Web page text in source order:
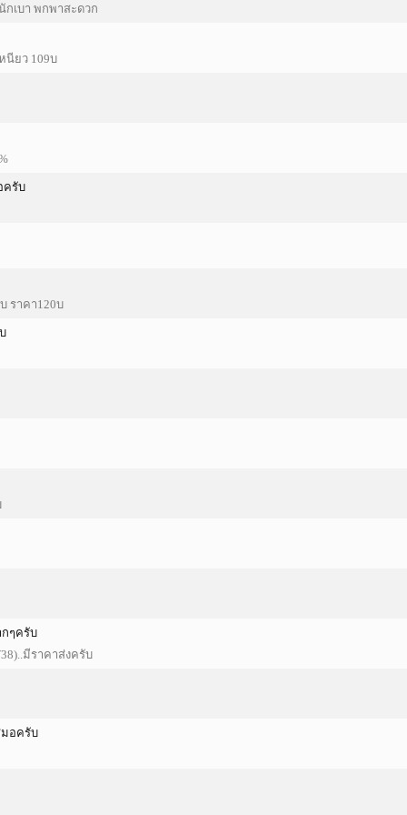
กเบา พกพาสะดวก
นียว 109บ
ครับ
ราคา120บ
ๆครับ
มีราคาส่งครับ
มอครับ